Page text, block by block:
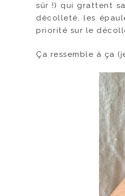
sûr !) qui grattent
décolleté, les
priorité sur le
Ça ressemble à ça